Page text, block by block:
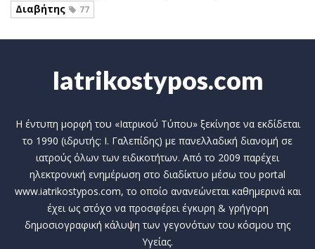
Διαβήτης 77
Iatrikostypos.com
Η έντυπη μορφή του «Ιατρικού Τύπου» ξεκίνησε να εκδίδεται
το 1990 (ιδρυτής: Ι. Γαλεπίδης) με πανελλαδική διανομή σε
ιατρούς όλων των ειδικοτήτων. Από το 2009 παρέχει
ηλεκτρονική ενημέρωση στο διαδίκτυο μέσω του portal
www.iatrikostypos.com, το οποίο ανανεώνεται καθημερινά και
έχει ως στόχο να προσφέρει έγκυρη & γρήγορη
δημοσιογραφική κάλυψη των γεγονότων του κόσμου της
Υγείας.